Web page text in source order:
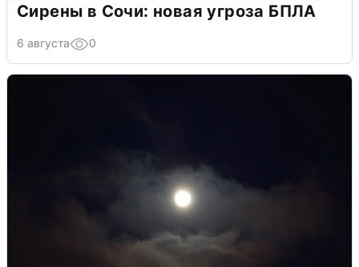
Сирены в Сочи: новая угроза БПЛА
6 августа 0